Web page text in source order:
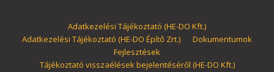
Adatkezelési Tájékoztató (HE-DO Kft.)
Adatkezelési Tájékoztató (HE-DO Építő Zrt.)
Dokumentumok
Fejlesztések
Tájékoztató visszaélések bejelentéséről (HE-DO Kft.)